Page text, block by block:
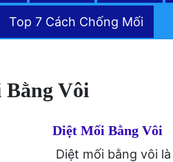
Top 7 Cách Chống Mối
Bằng Vôi
Diệt Mối Bằng Vôi
Diệt mối bằng vôi